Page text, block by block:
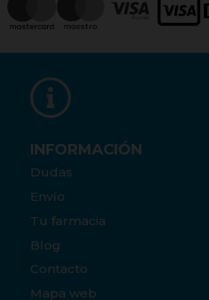
INFORMACIÓN
Dudas
Envío
Tu farmacia
Blog
Contacto
Mapa web